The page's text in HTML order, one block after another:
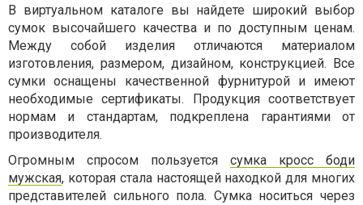
В виртуальном каталоге вы найдете широкий выбор
сумок высочайшего качества и по доступным ценам.
Между собой изделия отличаются материалом
изготовления, размером, дизайном, конструкцией. Все
сумки оснащены качественной фурнитурой и имеют
необходимые сертификаты. Продукция соответствует
нормам и стандартам, подкреплена гарантиями от
производителя.
Огромным спросом пользуется сумка кросс боди
мужская, которая стала настоящей находкой для многих
представителей сильного пола. Сумка носиться через